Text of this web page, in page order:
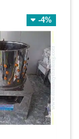
-4%